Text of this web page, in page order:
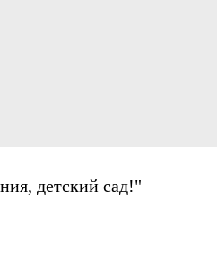
детский сад!"